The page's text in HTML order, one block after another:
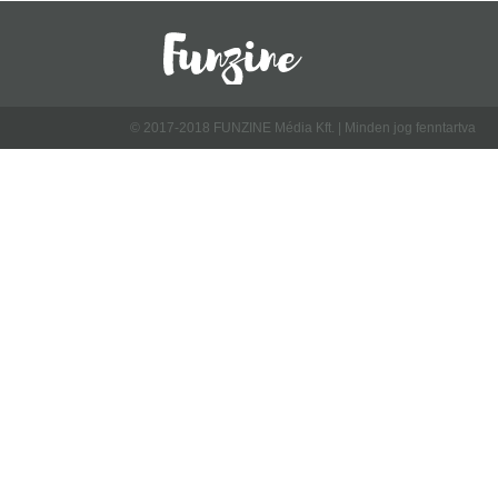
© 2017-2018 FUNZINE Média Kft. | Minden jog fenntartva